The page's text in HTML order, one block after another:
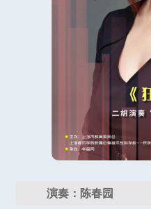
演奏：陈春园